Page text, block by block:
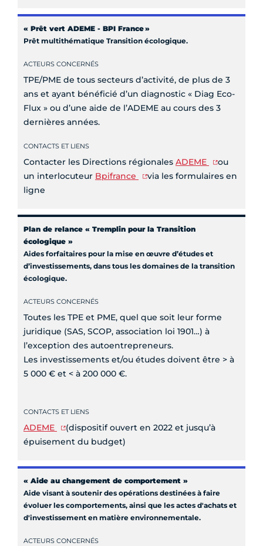
« Prêt vert ADEME - BPI France»
Prêt multithématique Transition écologique.
ACTEURS CONCERNÉS
TPE/PME de tous secteurs d’activité, de plus de 3
ans et ayant bénéficié d’un diagnostic « Diag Eco-
Flux » ou d’une aide de l’ADEME au cours des 3
dernières années.
CONTACTS ET LIENS
Contacter les Directions régionales ADEME
ou
un interlocuteur Bpifrance
via les formulaires en
ligne
Plan de relance « Tremplin pour la Transition
écologique »
Aides forfaitaires pour la mise en œuvre d’études et
d’investissements, dans tous les domaines de la transition
écologique.
ACTEURS CONCERNÉS
Toutes les TPE et PME, quel que soit leur forme
juridique (SAS, SCOP, association loi 1901…) à
l’exception des autoentrepreneurs.
Les investissements et/ou études doivent être > à
5 000 € et < à 200 000 €.
CONTACTS ET LIENS
ADEME
(dispositif ouvert en 2022 et jusqu’à
épuisement du budget)
« Aide au changement de comportement »
Aide visant à soutenir des opérations destinées à faire
évoluer les comportements, ainsi que les actes d'achats et
d'investissement en matière environnementale.
ACTEURS CONCERNÉS